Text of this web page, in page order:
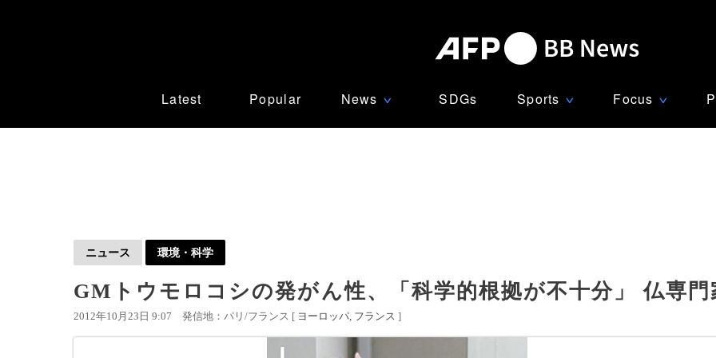
Latest Popular News ∨ SDGs Sports ∨ Focus ∨
ニュース 環境・科学
GMトウモロコシの発がん性、「科学的根拠が不十分」 仏専
2012年10月23日 9:07 発信地：パリ/フランス [ ヨーロッパ フランス ]